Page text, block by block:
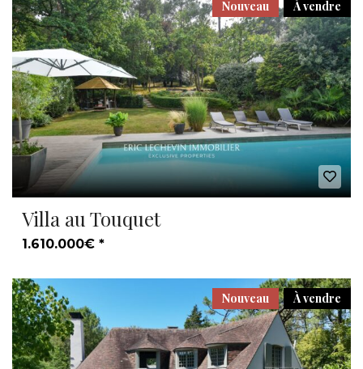
À vendre
Nouveau
Villa au Touquet
1.610.000€ *
À vendre
Nouveau